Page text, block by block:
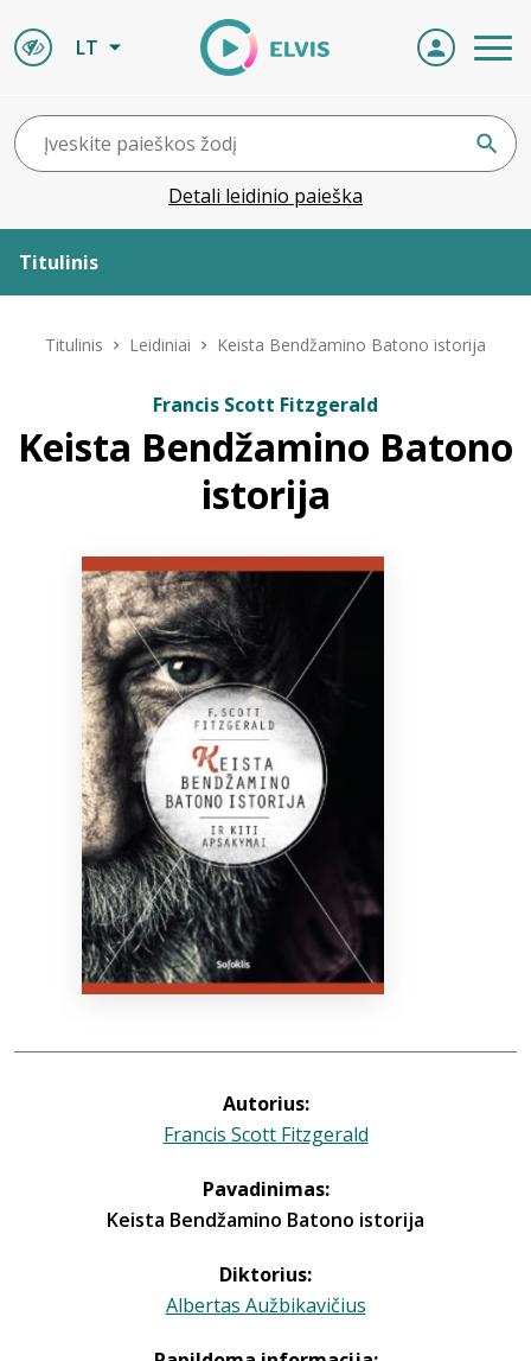
LT
Detali leidinio paieška
Titulinis
ELVIS atvyksta
Bibliotekoms
Titulinis Leidiniai Keista Bendžamino Batono istorija
Francis Scott Fitzgerald
Keista Bendžamino Batono
istorija
Autorius:
Francis Scott Fitzgerald
Pavadinimas:
Keista Bendžamino Batono istorija
Diktorius:
Albertas Aužbikavičius